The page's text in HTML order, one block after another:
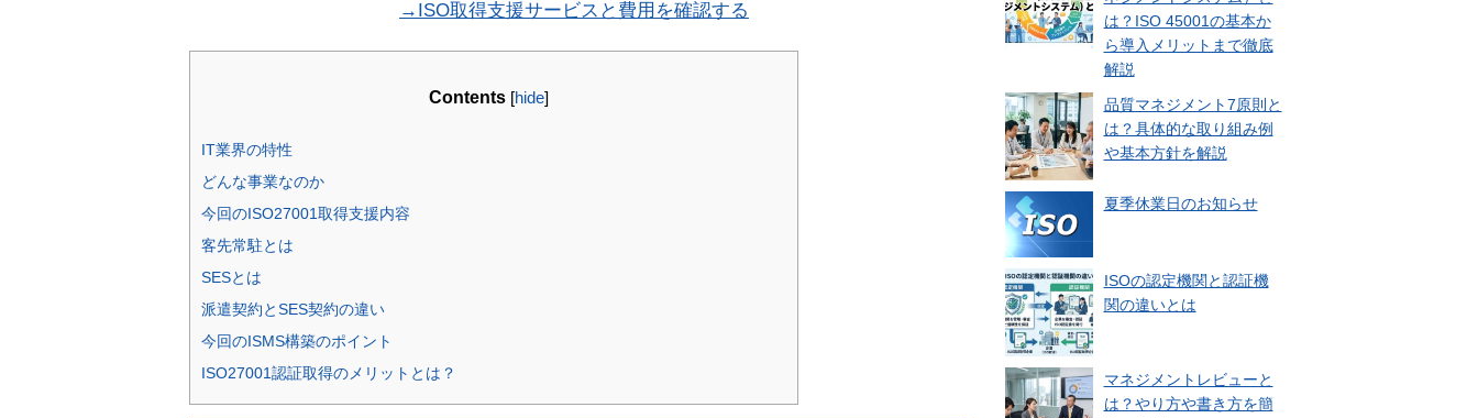
→ISO取得支援サービスと費用を確認する
Contents [hide]
IT業界の特性
どんな事業なのか
今回のISO27001取得支援内容
客先常駐とは
SESとは
派遣契約とSES契約の違い
今回のISMS構築のポイント
ISO27001認証取得のメリットとは？
は？ISO 45001の基本か
ら導入メリットまで徹底
解説
品質マネジメント7原則と
は？具体的な取り組み例
や基本方針を解説
夏季休業日のお知らせ
ISOの認定機関と認証機
関の違いとは
マネジメントレビューと
は？やり方や書き方を簡